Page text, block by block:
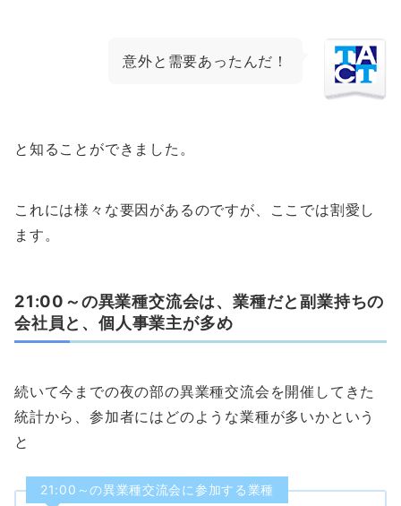
意外と需要あったんだ！
と知ることができました。
これには様々な要因があるのですが、ここでは割愛し
ます。
21:00～の異業種交流会は、業種だと副業持ちの
会社員と、個人事業主が多め
続いて今までの夜の部の異業種交流会を開催してきた
統計から、参加者にはどのような業種が多いかという
と
21:00～の異業種交流会に参加する業種